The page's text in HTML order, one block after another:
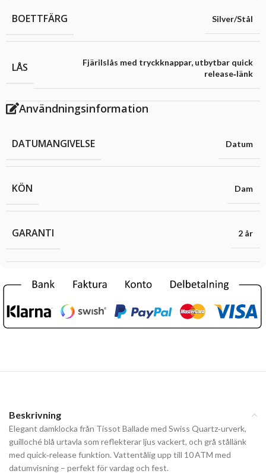
BOETTFÄRG Silver/Stål
LÅS
Fjärilslås med tryckknappar, utbytbar quick
release‑länk
Användningsinformation
DATUMANGIVELSE Datum
KÖN Dam
GARANTI 2 år
Beskrivning
Elegant damklocka från Tissot Ballade med Swiss Quartz‑urverk,
guilloché blå urtavla som reflekterar ljus vackert, och grå stållänk
med quick‑release funktion. Vattentålig upp till 10 ATM med
datumvisning – perfekt för vardag och fest.